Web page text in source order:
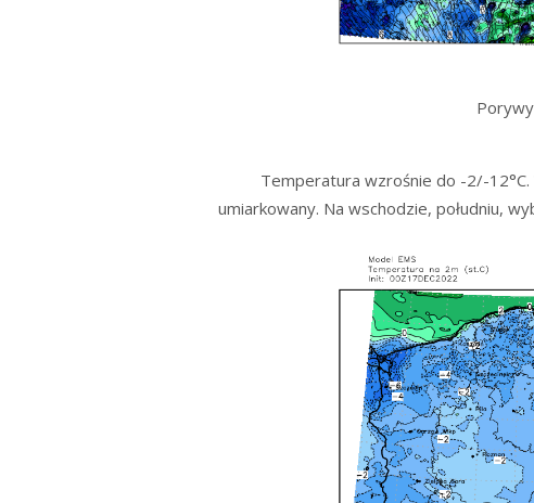
Temperatura wzrośnie do -2/-12°C.
umiarkowany. Na wschodzie, południu,